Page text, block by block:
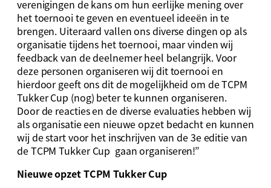
verenigingen de kans om hun eerlijke mening over
het toernooi te geven en eventueel ideeën in te
brengen. Uiteraard vallen ons diverse dingen op als
organisatie tijdens het toernooi, maar vinden wij
feedback van de deelnemer heel belangrijk. Voor
deze personen organiseren wij dit toernooi en
hierdoor geeft ons dit de mogelijkheid om de TCPM
Tukker Cup (nog) beter te kunnen organiseren.
Door de reacties en de diverse evaluaties hebben wij
als organisatie een nieuwe opzet bedacht en kunnen
wij de start voor het inschrijven van de 3e editie van
de TCPM Tukker Cup gaan organiseren!”
Nieuwe opzet TCPM Tukker Cup